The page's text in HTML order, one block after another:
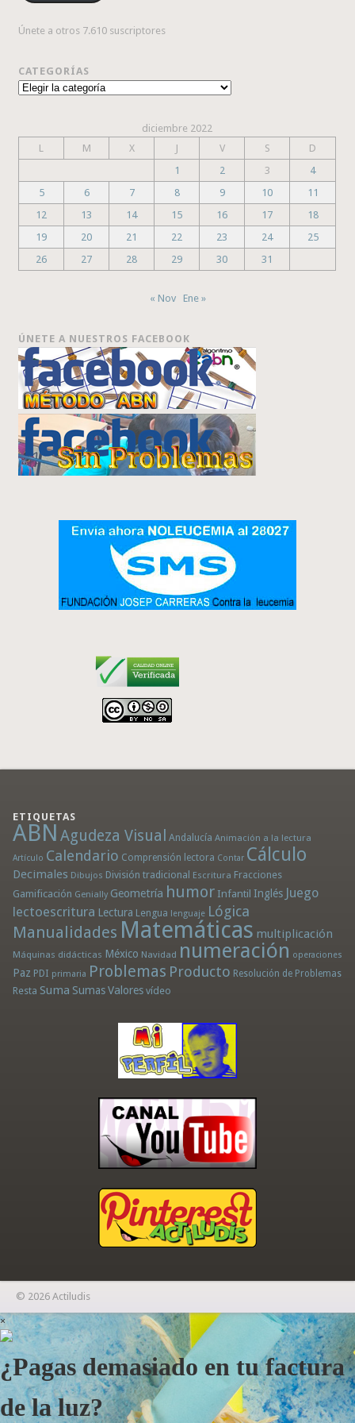
Únete a otros 7.610 suscriptores
CATEGORÍAS
Categorías
diciembre 2022
L
M X J V S
D
1
2 3
4
5
6 7 8 9 10
11
12
13 14 15 16 17
18
19
20 21 22 23 24
25
26
27 28 29 30 31
« Nov Ene »
ÚNETE A NUESTROS FACEBOOK
ETIQUETAS
ABN Agudeza Visual Andalucía Animación a la lectura
Artículo Calendario Comprensión lectora Contar Cálculo
Decimales Dibujos División tradicional Escritura Fracciones
Gamificación Genially Geometría humor Infantil Inglés Juego
lectoescritura Lectura Lengua lenguaje Lógica
Manualidades Matemáticas multiplicación
Máquinas didácticas México Navidad numeración operaciones
Paz PDI primaria Problemas Producto Resolución de Problemas
Resta Suma Sumas Valores vídeo
© 2026 Actiludis
×
¿Pagas demasiado en tu factura
de la luz?